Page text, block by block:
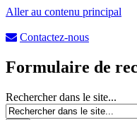
Aller au contenu principal
Contactez-nous
Formulaire de
Rechercher dans le site...